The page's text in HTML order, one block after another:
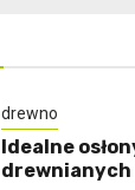
drewno
Idealne
drewnianych